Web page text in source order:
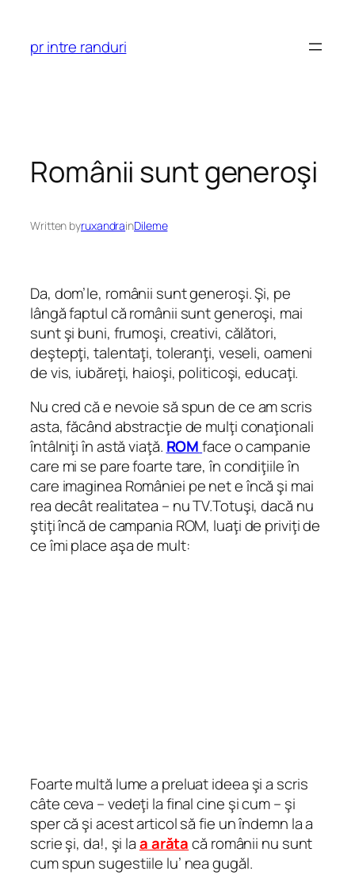
content
pr intre randuri
Românii sunt generoşi
Written byruxandrainDileme
Da, dom’le, românii sunt generoşi. Şi, pe
lângă faptul că românii sunt generoşi, mai
sunt şi buni, frumoşi, creativi, călători,
deştepţi, talentaţi, toleranţi, veseli, oameni
de vis, iubăreţi, haioşi, politicoşi, educaţi.
Nu cred că e nevoie să spun de ce am scris
asta, făcând abstracţie de mulţi conaţionali
întâlniţi în astă viaţă. ROMface o campanie
care mi se pare foarte tare, în condiţiile în
care imaginea României pe net e încă şi mai
rea decât realitatea – nu TV.Totuşi, dacă nu
ştiţi încă de campania ROM, luaţi de priviţi de
ce îmi place aşa de mult:
Foarte multă lume a preluat ideea şi a scris
câte ceva – vedeţi la final cine şi cum – şi
sper că şi acest articol să fie un îndemn la a
scrie şi, da!, şi laa arătacă românii nu sunt
cum spun sugestiile lu’ nea gugăl.